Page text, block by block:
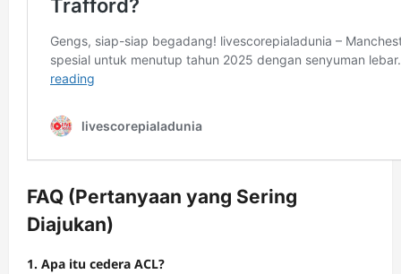
FAQ (Pertanyaan yang Sering
Diajukan)
1. Apa itu cedera ACL?